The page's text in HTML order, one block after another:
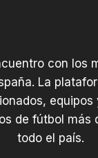
con los
La
equipos
de fútbol más
todo el país.